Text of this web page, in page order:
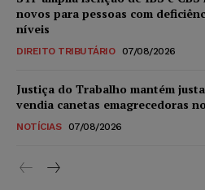
novos para pessoas com
níveis
DIREITO TRIBUTÁRIO 07/08/2026
Justiça do Trabalho mantém
vendia canetas emagrecedoras
NOTÍCIAS 07/08/2026